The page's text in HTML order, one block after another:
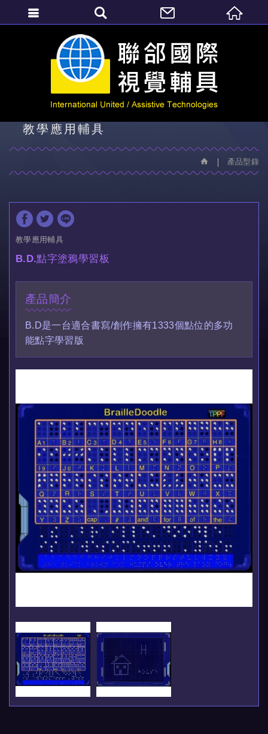
產品型錄
教學應用輔具
產品型錄
教學應用輔具
B.D.點字塗鴉學習板
產品簡介
B.D是一台適合書寫/創作擁有1333個點位的多功
能點字學習版